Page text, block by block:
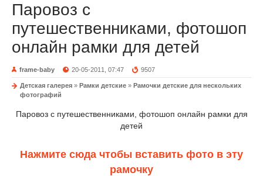
Паровоз с
путешественниками, фотошоп
онлайн рамки для детей
frame-baby 20-05-2011, 07:47 9507
Детская галерея » Рамки детские » Рамочки детские для нескольких
фотографий
Паровоз с путешественниками, фотошоп онлайн рамки для
детей
Нажмите сюда чтобы вставить фото в эту
рамочку